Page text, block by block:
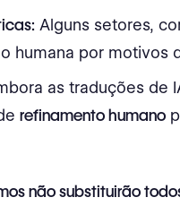
Alguns setores,
humana por motivos
as traduções de
refinamento humano
não substituirão